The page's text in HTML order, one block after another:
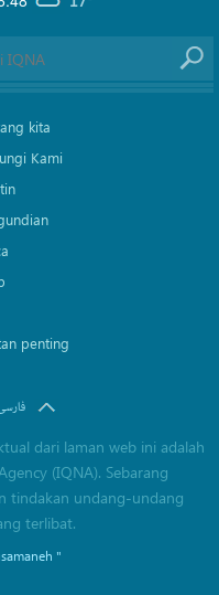
kita
Kami
penting
dari laman web ini adalah
(IQNA). Sebarang
tindakan undang-undang
terlibat.
"